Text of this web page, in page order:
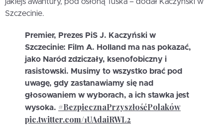
jakiejś awantury, pod osłoną Tuska – dodał Kaczyński w
Szczecinie.
Premier, Prezes PiS J. Kaczyński w
Szczecinie: Film A. Holland ma nas pokazać,
jako Naród zdziczały, ksenofobiczny i
rasistowski. Musimy to wszystko brać pod
uwagę, gdy zastanawiamy się nad
głosowaniem w wyborach, a ich stawka jest
wysoka. #BezpiecznaPrzyszłośćPolaków
pic.twitter.com/1UAdaiRWL2